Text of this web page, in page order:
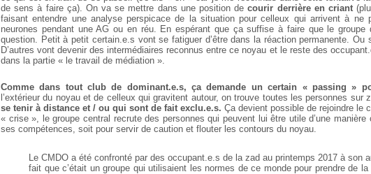
de sens à faire ça). On va se mettre dans une position de courir derrière en criant
faisant entendre une analyse perspicace de la situation pour celleux qui arrivent à ne
neurones pendant une AG ou en réu. En espérant que ça suffise à faire que le groupe
question. Petit à petit certain.e.s vont se fatiguer d’être dans la réaction permanente. Ou
D’autres vont devenir des intermédiaires reconnus entre ce noyau et le reste des
dans la partie « le travail de médiation ».
Comme dans tout club de dominant.e.s, ça demande un certain « passing »
l’extérieur du noyau et de celleux qui gravitent autour, on trouve toutes les personnes sur
se tenir à distance et / ou qui sont de fait exclu.e.s. Ça devient possible de rejoindre le
« crise », le groupe central recrute des personnes qui peuvent lui être utile d’une manière
ses compétences, soit pour servir de caution et flouter les contours du noyau.
Le CMDO a été confronté par des occupant.e.s de la zad au printemps 2017 à son
fait que c’était un groupe qui utilisaient les normes de ce monde pour prendre de